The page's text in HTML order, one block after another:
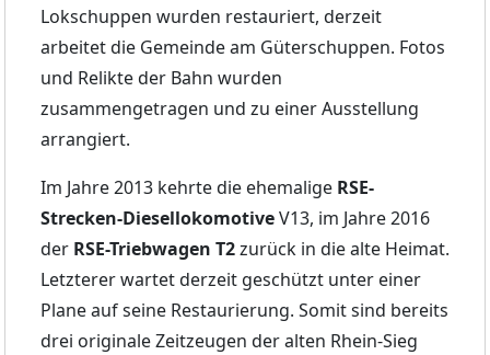
Lokschuppen wurden restauriert, derzeit
arbeitet die Gemeinde am Güterschuppen. Fotos
und Relikte der Bahn wurden
zusammengetragen und zu einer Ausstellung
arrangiert.
Im Jahre 2013 kehrte die ehemalige RSE-
Strecken-DiesellokomotiveV13, im Jahre 2016
der RSE-Triebwagen T2zurück in die alte Heimat.
Letzterer wartet derzeit geschützt unter einer
Plane auf seine Restaurierung. Somit sind bereits
drei originale Zeitzeugen der alten Rhein-Sieg